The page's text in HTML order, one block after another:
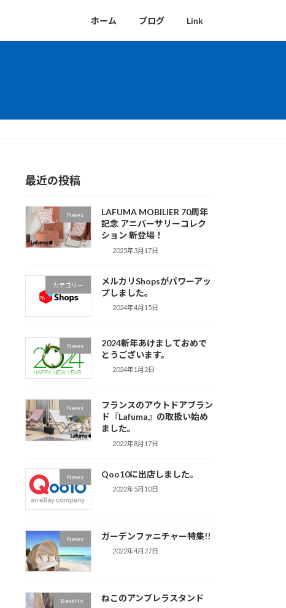
ホーム ブログ Link
最近の投稿
News
LAFUMA MOBILIER 70周年
記念 アニバーサリーコレク
ション 新登場！
2025年3月17日
カテゴリー
メルカリShopsがパワーアッ
プしました。
2024年4月15日
News
2024新年あけましておめで
とうございます。
2024年1月2日
News
フランスのアウトドアブラン
ド『Lafuma』の取扱い始め
ました。
2022年8月17日
News Qoo10に出店しました。
2022年5月10日
News ガーデンファニチャー特集!!
2022年4月27日
BestHit ねこのアンブレラスタンド